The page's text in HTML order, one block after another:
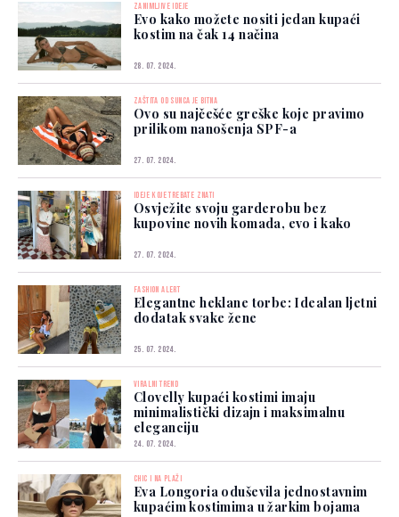
ZANIMLJIVE IDEJE
Evo kako možete nositi jedan kupaći
kostim na čak 14 načina
28. 07. 2024.
ZAŠTITA OD SUNCA JE BITNA
Ovo su najčešće greške koje pravimo
prilikom nanošenja SPF-a
27. 07. 2024.
IDEJE KOJE TREBATE ZNATI
Osvježite svoju garderobu bez
kupovine novih komada, evo i kako
27. 07. 2024.
FASHION ALERT
Elegantne heklane torbe: Idealan ljetni
dodatak svake žene
25. 07. 2024.
VIRALNI TREND
Clovelly kupaći kostimi imaju
minimalistički dizajn i maksimalnu
eleganciju
24. 07. 2024.
CHIC I NA PLAŽI
Eva Longoria oduševila jednostavnim
kupaćim kostimima u žarkim bojama